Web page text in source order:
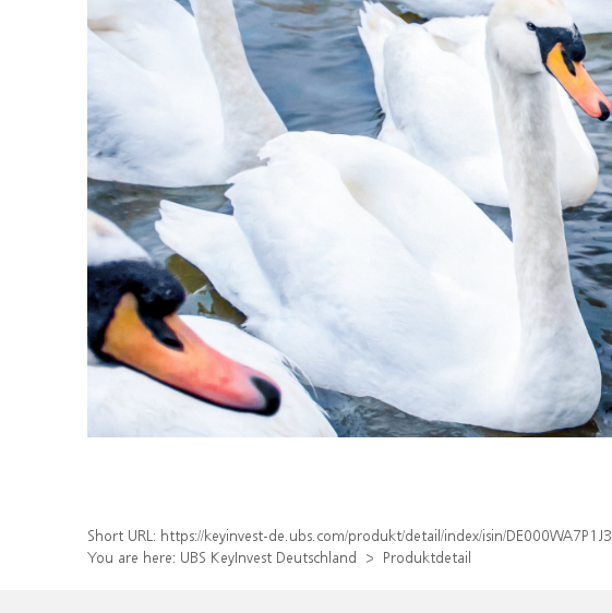
Short URL: https://keyinvest-de.ubs.com/produkt/detail/index/isin/DE000WA7P1J3
You are here: UBS KeyInvest Deutschland Produktdetail